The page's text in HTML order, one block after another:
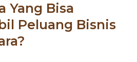
Yang Bisa
Peluang Bisnis